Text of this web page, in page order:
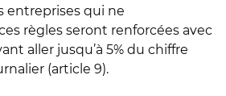
entreprises qui ne
règles seront renforcées avec
aller jusqu’à 5% du chiffre
(article 9).